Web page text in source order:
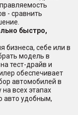
- сравнить
быстро,
бизнеса, себе или в
модель в
тест-драйв и
обеспечивает
автомобилей в
всех этапах
авто удобным,